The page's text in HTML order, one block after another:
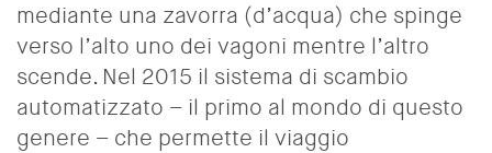
mediante una zavorra (d’acqua) che spinge
verso l’alto uno dei vagoni mentre l’altro
scende. Nel 2015 il sistema di scambio
automatizzato – il primo al mondo di questo
genere – che permette il viaggio